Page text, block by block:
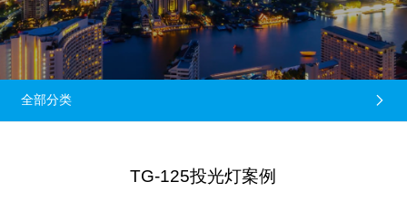
全部分类 
TG-125投光灯案例